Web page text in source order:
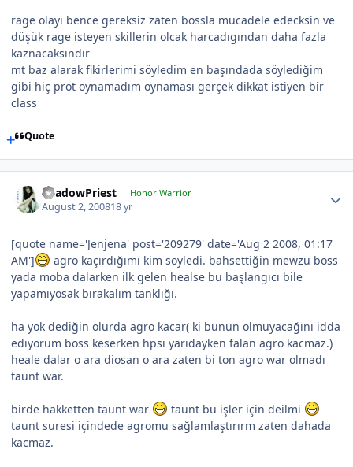
rage olayı bence gereksiz zaten bossla mucadele edecksin ve
düşük rage isteyen skillerin olcak harcadıgından daha fazla
kaznacaksındır
mt baz alarak fikirlerimi söyledim en başındada söylediğim
gibi hiç prot oynamadım oynaması gerçek dikkat istiyen bir
class
Quote
ShadowPriest Honor Warrior
August 2, 200818 yr
[quote name='Jenjena' post='209279' date='Aug 2 2008, 01:17
AM']
agro kaçırdığımı kim soyledi. bahsettiğin mewzu boss
yada moba dalarken ilk gelen healse bu başlangıcı bile
yapamıyosak bırakalım tanklığı.
ha yok dediğin olurda agro kacar( ki bunun olmuyacağını idda
ediyorum boss keserken hpsi yarıdayken falan agro kacmaz.)
heale dalar o ara diosan o ara zaten bi ton agro war olmadı
taunt war.
birde hakketten taunt war
taunt bu işler için deilmi
taunt suresi içindede agromu sağlamlaştırırm zaten dahada
kacmaz.